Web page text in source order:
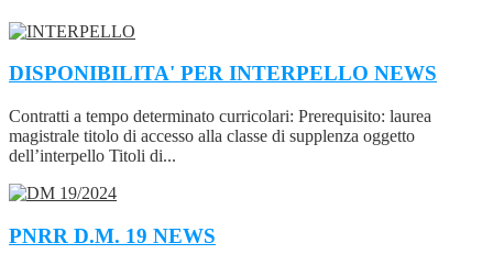
DISPONIBILITA' PER INTERPELLO NEWS
Contratti a tempo determinato curricolari: Prerequisito: laurea
magistrale titolo di accesso alla classe di supplenza oggetto
dell’interpello Titoli di...
PNRR D.M. 19 NEWS